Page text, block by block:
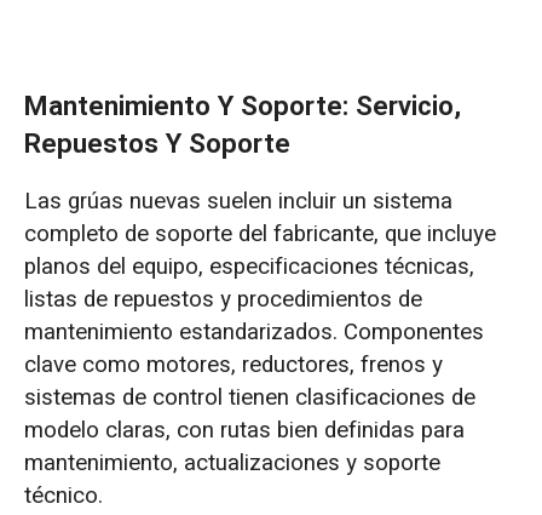
Mantenimiento Y Soporte: Servicio,
Repuestos Y Soporte
Las grúas nuevas suelen incluir un sistema
completo de soporte del fabricante, que incluye
planos del equipo, especificaciones técnicas,
listas de repuestos y procedimientos de
mantenimiento estandarizados. Componentes
clave como motores, reductores, frenos y
sistemas de control tienen clasificaciones de
modelo claras, con rutas bien definidas para
mantenimiento, actualizaciones y soporte
técnico.